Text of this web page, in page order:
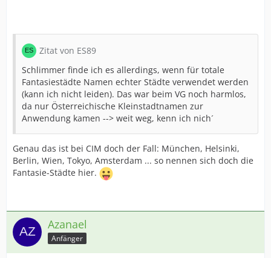
Zitat von ES89
Schlimmer finde ich es allerdings, wenn für totale
Fantasiestädte Namen echter Städte verwendet werden
(kann ich nicht leiden). Das war beim VG noch harmlos,
da nur Österreichische Kleinstadtnamen zur
Anwendung kamen --> weit weg, kenn ich nich´
Genau das ist bei CIM doch der Fall: München, Helsinki,
Berlin, Wien, Tokyo, Amsterdam ... so nennen sich doch die
Fantasie-Städte hier.
Azanael
Anfänger